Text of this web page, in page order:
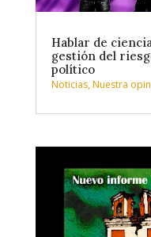
Hablar de
gestión del
político
Noticias,Nuestra